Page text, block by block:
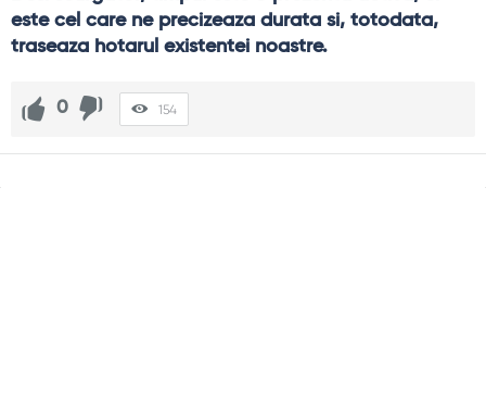
este cel care ne precizeaza durata si, totodata,
traseaza hotarul existentei noastre.
0 154